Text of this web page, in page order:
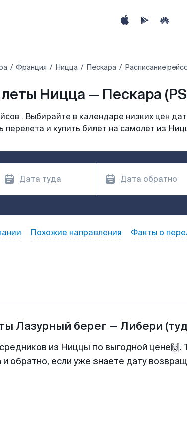
Франция Ницца Пескара Расписание
Ницца — Пескара
. Выбирайте в календаре низких цен
перелета и купить билет на самолет из
Похожие направления Факты о
Лазурный берег — Либери
из Ниццы по выгодной
и обратно, если уже знаете дату